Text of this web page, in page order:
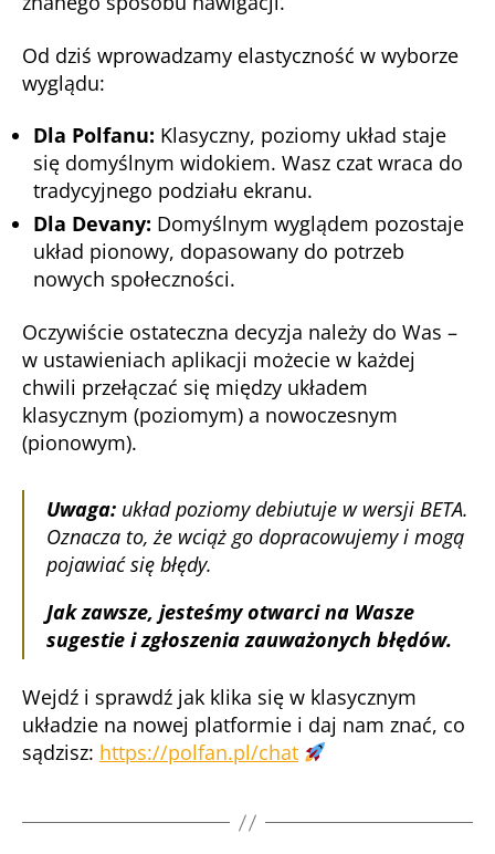
Od dziś wprowadzamy elastyczność w wyborze
wyglądu:
Dla Polfanu: Klasyczny, poziomy układ staje
się domyślnym widokiem. Wasz czat wraca do
tradycyjnego podziału ekranu.
Dla Devany: Domyślnym wyglądem pozostaje
układ pionowy, dopasowany do potrzeb
nowych społeczności.
Oczywiście ostateczna decyzja należy do Was –
w ustawieniach aplikacji możecie w każdej
chwili przełączać się między układem
klasycznym (poziomym) a nowoczesnym
(pionowym).
Uwaga: układ poziomy debiutuje w wersji BETA.
Oznacza to, że wciąż go dopracowujemy i mogą
pojawiać się błędy.
Jak zawsze, jesteśmy otwarci na Wasze
sugestie i zgłoszenia zauważonych błędów.
Wejdź i sprawdź jak klika się w klasycznym
układzie na nowej platformie i daj nam znać, co
sądzisz: https://polfan.pl/chat